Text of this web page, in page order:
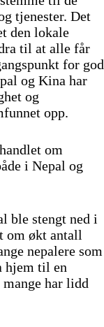
tjenester. Det
den lokale
til at alle får
for god
og Kina har
og
opp.
om
i Nepal og
ble stengt ned i
om økt antall
nepalere som
hjem til en
har lidd